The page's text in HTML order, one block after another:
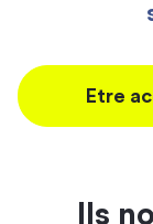
Etre
Ils